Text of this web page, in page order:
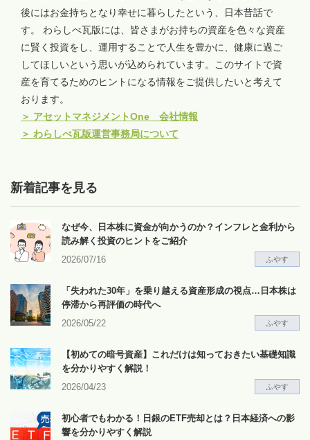
後にはお金持ちとなり幸せに暮らしたという、日本昔話で
す。 わらしべ瓦版には、皆さまがお持ちの資産を色々な資産
に賢く投資をし、運用することで人生を豊かに、健康に過ご
してほしいという思いが込められています。このサイトで資
産を育てるためのヒントになる情報をご提供したいと考えて
おります。
＞ アセットマネジメントOne 会社情報
＞ わらしべ瓦版運営事務局について
新着記事を見る
なぜ今、日本株に資金が向かうのか？インフレと金利から
読み解く投資のヒントをご紹介
2026/07/16
ふやす
「失われた30年」を乗り越える資産形成の視点…日本株は
停滞から再評価の時代へ
2026/05/22
ふやす
【初めての暗号資産】これだけは知っておきたい基礎知識
を分かりやすく解説！
2026/04/23
ふやす
初心者でもわかる！日銀のETF売却とは？日本経済への影
響を分かりやすく解説